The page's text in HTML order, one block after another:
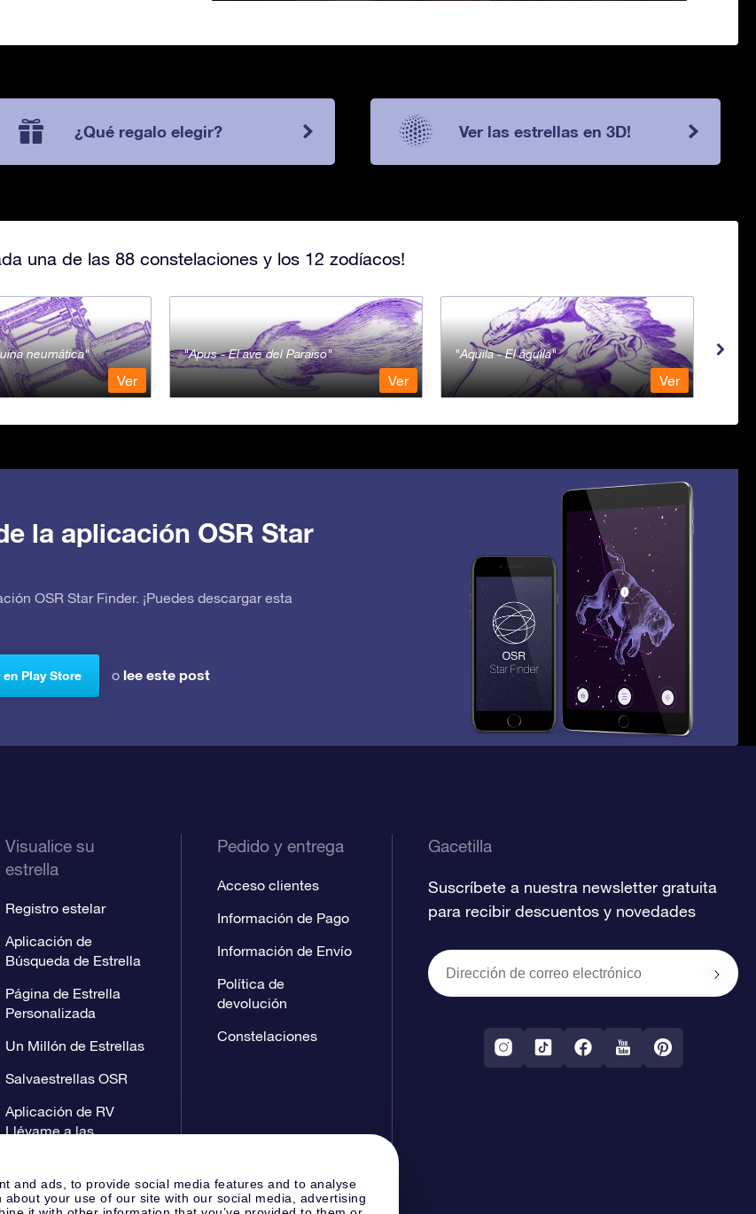
and ads, to provide social media features and to analyse
your use of our site with our social media, advertising
¿Qué regalo elegir? Ver las estrellas en 3D!
una de las 88 constelaciones y los 12 zodíacos!
neumática
Ver
Apus - El ave del Paraiso
Ver
Aquila - El águila
Ver
la aplicación OSR Star
OSR Star Finder. ¡Puedes descargar esta
Play Store o lee este post
Visualice su
estrella
Registro estelar
Aplicación de
Búsqueda de Estrella
Página de Estrella
Personalizada
Un Millón de Estrellas
Salvaestrellas OSR
Aplicación de RV
Llévame a las
Pedido y entrega
Acceso clientes
Información de Pago
Información de Envío
Política de
devolución
Constelaciones
Gacetilla
Suscríbete a nuestra newsletter gratuita
para recibir descuentos y novedades